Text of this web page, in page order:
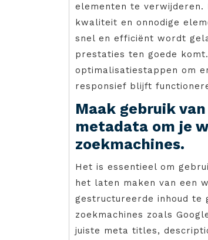
elementen te
kwaliteit en onnodige
snel en efficiënt wordt
prestaties ten goede
optimalisatiestappen om
responsief blijft
Maak gebruik
metadata om je
zoekmachines.
Het is essentieel om
het laten maken van een
gestructureerde inhoud te
zoekmachines zoals
juiste meta titles,